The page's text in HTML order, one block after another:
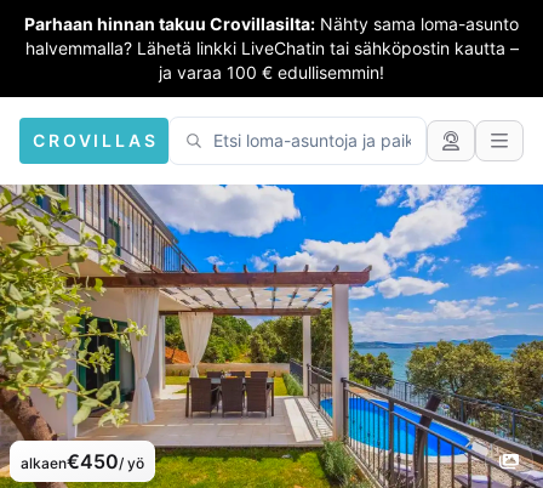
Parhaan hinnan takuu Crovillasilta: Nähty sama loma-asunto
halvemmalla? Lähetä linkki LiveChatin tai sähköpostin kautta –
ja varaa 100 € edullisemmin!
CROVILLAS
alkaen€450/ yö